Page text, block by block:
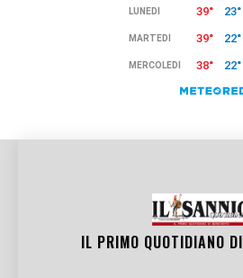
IL PRIMO QUOTIDIANO DI